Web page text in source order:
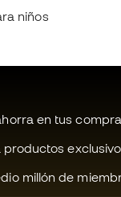
niños
en tus
millón de